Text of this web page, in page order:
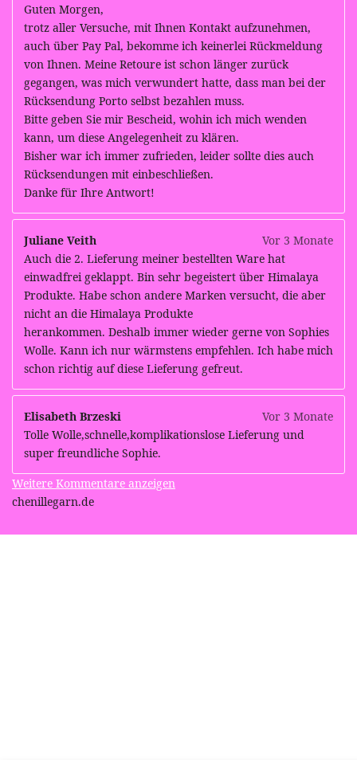
Guten Morgen,
trotz aller Versuche, mit Ihnen Kontakt aufzunehmen,
auch über Pay Pal, bekomme ich keinerlei Rückmeldung
von Ihnen. Meine Retoure ist schon länger zurück
gegangen, was mich verwundert hatte, dass man bei der
Rücksendung Porto selbst bezahlen muss.
Bitte geben Sie mir Bescheid, wohin ich mich wenden
kann, um diese Angelegenheit zu klären.
Bisher war ich immer zufrieden, leider sollte dies auch
Rücksendungen mit einbeschließen.
Danke für Ihre Antwort!
Juliane Veith
Vor 3 Monate
Auch die 2. Lieferung meiner bestellten Ware hat
einwadfrei geklappt. Bin sehr begeistert über Himalaya
Produkte. Habe schon andere Marken versucht, die aber
nicht an die Himalaya Produkte
herankommen. Deshalb immer wieder gerne von Sophies
Wolle. Kann ich nur wärmstens empfehlen. Ich habe mich
schon richtig auf diese Lieferung gefreut.
Elisabeth Brzeski
Vor 3 Monate
Tolle Wolle,schnelle,komplikationslose Lieferung und
super freundliche Sophie.
Weitere Kommentare anzeigen
chenillegarn.de